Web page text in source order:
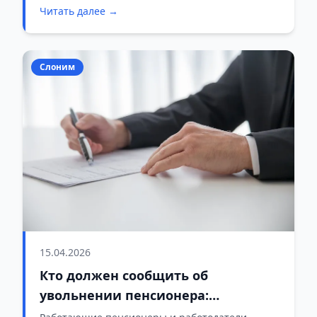
выплат по возрасту на основании официальной
Читать далее →
Слоним
15.04.2026
Кто должен сообщить об
увольнении пенсионера: